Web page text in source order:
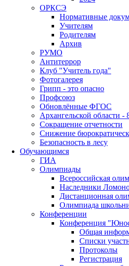
ОРКСЭ
Нормативные
Учителям
Родителям
Архив
РУМО
Антитеррор
Клуб "Учитель года"
Фотогалерея
Грипп - это опасно
Профсоюз
Обновлённые ФГОС
Архангельской области -
Сокращение отчетности
Снижение
Безопасность в лесу
Обучающимся
ГИА
Олимпиады
Всероссийская
Наследники
Дистанционная
Олимпиада
Конференции
Конференция
Общая
Списки
Протоколы
Регистрация